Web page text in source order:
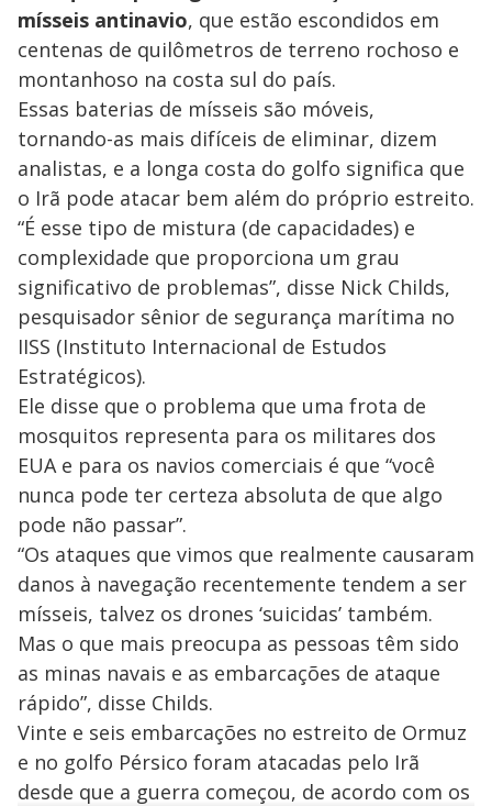
o
mísseis antinavio, que estão escondidos em
centenas de quilômetros de terreno rochoso e
montanhoso na costa sul do país.
Essas baterias de mísseis são móveis,
tornando-as mais difíceis de eliminar, dizem
analistas, e a longa costa do golfo significa que
o Irã pode atacar bem além do próprio estreito.
“É esse tipo de mistura (de capacidades) e
complexidade que proporciona um grau
significativo de problemas”, disse Nick Childs,
pesquisador sênior de segurança marítima no
IISS (Instituto Internacional de Estudos
Estratégicos).
Ele disse que o problema que uma frota de
mosquitos representa para os militares dos
EUA e para os navios comerciais é que “você
nunca pode ter certeza absoluta de que algo
pode não passar”.
“Os ataques que vimos que realmente causaram
danos à navegação recentemente tendem a ser
mísseis, talvez os drones ‘suicidas’ também.
Mas o que mais preocupa as pessoas têm sido
as minas navais e as embarcações de ataque
rápido”, disse Childs.
Vinte e seis embarcações no estreito de Ormuz
e no golfo Pérsico foram atacadas pelo Irã
desde que a guerra começou, de acordo com os